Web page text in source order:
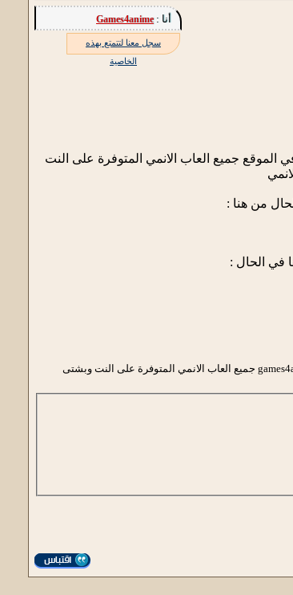
أنا :Games4anime
سجل معنا لتتمتع بهذه
الخاصية
ومتنوعة . تجد في الموقع جميع العاب الانمي المتوفرة على النت
من هنا :
Games4anime هو اكبر وافضل موقع العاب انمي اون لاين لعام 2013 . كل يوم نضيف العاب انمي جديدة وحصرية ومتنوعة … تجد في موقع games4anime جميع العاب الانمي المتوفرة على النت وبشتى